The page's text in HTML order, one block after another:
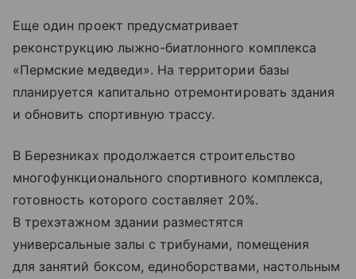
Еще один проект предусматривает
реконструкцию лыжно-биатлонного комплекса
«Пермские медведи». На территории базы
планируется капитально отремонтировать здания
и обновить спортивную трассу.
В Березниках продолжается строительство
многофункционального спортивного комплекса,
готовность которого составляет 20%.
В трехэтажном здании разместятся
универсальные залы с трибунами, помещения
для занятий боксом, единоборствами, настольным